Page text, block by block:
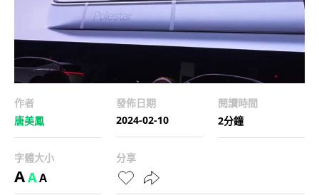
作者
唐美鳳
發佈日期
2024-02-10
閱讀時間
2分鐘
字體大小
AAA
分享